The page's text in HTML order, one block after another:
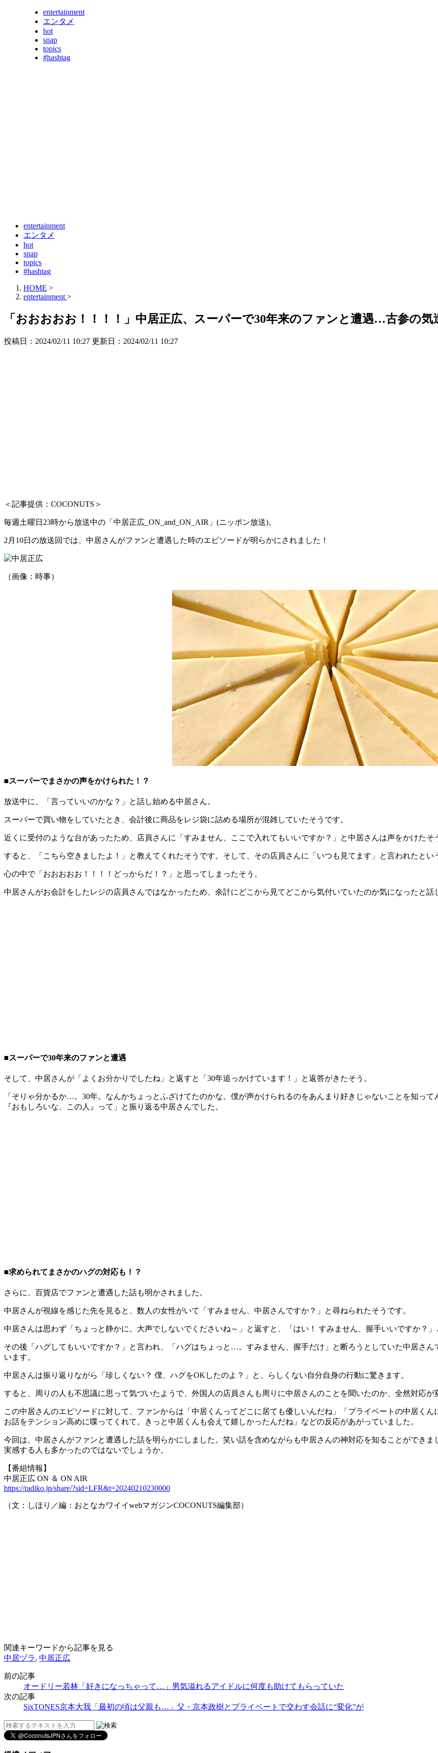
entertainment
エンタメ
hot
snap
topics
#hashtag
entertainment
エンタメ
hot
snap
topics
#hashtag
HOME >
entertainment >
「おおおおお！！！！」中居正広、スーパーで30年来のファンと遭遇…古参の
投稿日：2024/02/11 10:27 更新日： 2024/02/11 10:27
＜記事提供：COCONUTS＞
毎週土曜日23時から放送中の「中居正広_ON_and_ON_AIR」(ニッポン放送)。
2月10日の放送回では、中居さんがファンと遭遇した時のエピソードが明らかにされました！
（画像：時事）
■スーパーでまさかの声をかけられた！？
放送中に、「言っていいのかな？」と話し始める中居さん。
スーパーで買い物をしていたとき、会計後に商品をレジ袋に詰める場所が混雑していたそうです。
近くに受付のような台があったため、店員さんに「すみません、ここで入れてもいいですか？」と中居さんは声をかけたそ
すると、「こちら空きましたよ！」と教えてくれたそうです。そして、その店員さんに「いつも見てます」と言われたとい
心の中で「おおおおお！！！！どっからだ！？」と思ってしまったそう。
中居さんがお会計をしたレジの店員さんではなかったため、余計にどこから見てどこから気付いていたのか気になったと話
■スーパーで30年来のファンと遭遇
そして、中居さんが「よくお分かりでしたね」と返すと「30年追っかけています！」と返答がきたそう。
「そりゃ分かるか…。30年。なんかちょっとふざけてたのかな。僕が声かけられるのをあんまり好きじゃないことを知っ
『おもしろいな、この人』って」と振り返る中居さんでした。
■求められてまさかのハグの対応も！？
さらに、百貨店でファンと遭遇した話も明かされました。
中居さんが視線を感じた先を見ると、数人の女性がいて「すみません、中居さんですか？」と尋ねられたそうです。
中居さんは思わず「ちょっと静かに。大声でしないでくださいね～」と返すと、「はい！ すみません、握手いいですか？
その後「ハグしてもいいですか？」と言われ、「ハグはちょっと…。すみません、握手だけ」と断ろうとしていた中居さ
います。
中居さんは振り返りながら「珍しくない？ 僕、ハグをOKしたのよ？」と、らしくない自分自身の行動に驚きます。
すると、周りの人も不思議に思って気づいたようで、外国人の店員さんも周りに中居さんのことを聞いたのか、全然対応
この中居さんのエピソードに対して、ファンからは「中居くんってどこに居ても優しいんだね」「プライベートの中居く
お話をテンション高めに喋ってくれて。きっと中居くんも会えて嬉しかったんだね」などの反応があがっていました。
今回は、中居さんがファンと遭遇した話を明らかにしました。笑い話を含めながらも中居さんの神対応を知ることができ
実感する人も多かったのではないでしょうか。
【番組情報】
中居正広 ON ＆ ON AIR
https://radiko.jp/share/?sid=LFR&t=20240210230000
（文：しほり／編：おとなカワイイwebマガジンCOCONUTS編集部）
関連キーワードから記事を見る
中居ヅラ, 中居正広
前の記事
オードリー若林「好きになっちゃって…」男気溢れるアイドルに何度も助けてもらっていた
次の記事
SixTONES京本大我「最初の頃は父親も…」父・京本政樹とプライベートで交わす会話に“変化”が